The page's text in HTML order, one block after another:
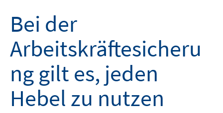
Bei der
Arbeitskräftesicheru
ng gilt es, jeden
Hebel zu nutzen